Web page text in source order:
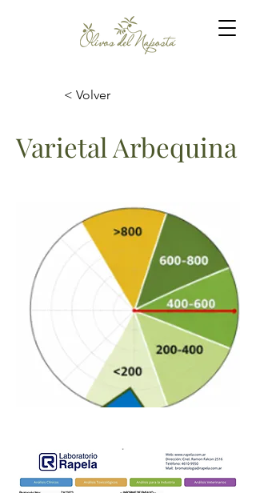
< Volver
Varietal Arbequina